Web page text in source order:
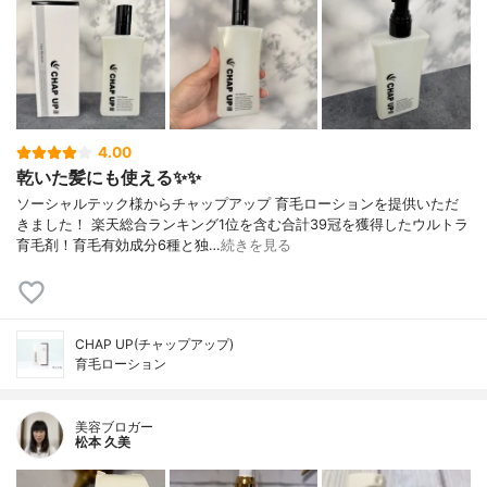
4.00
乾いた髪にも使える✨✨
ソーシャルテック様からチャップアップ 育毛ローションを提供いただ
きました！ 楽天総合ランキング1位を含む合計39冠を獲得したウルトラ
育毛剤！育毛有効成分6種と独…続きを見る
CHAP UP(チャップアップ)
育毛ローション
美容ブロガー
松本 久美